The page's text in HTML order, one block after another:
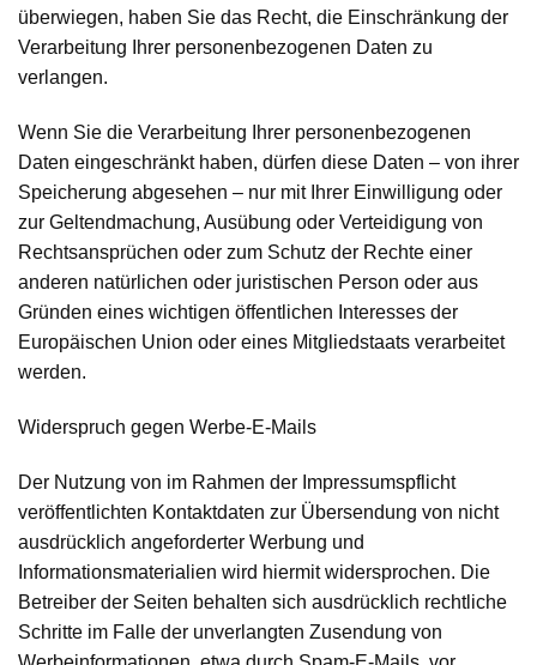
überwiegen, haben Sie das Recht, die Einschränkung der
Verarbeitung Ihrer personenbezogenen Daten zu
verlangen.
Wenn Sie die Verarbeitung Ihrer personenbezogenen
Daten eingeschränkt haben, dürfen diese Daten – von ihrer
Speicherung abgesehen – nur mit Ihrer Einwilligung oder
zur Geltendmachung, Ausübung oder Verteidigung von
Rechtsansprüchen oder zum Schutz der Rechte einer
anderen natürlichen oder juristischen Person oder aus
Gründen eines wichtigen öffentlichen Interesses der
Europäischen Union oder eines Mitgliedstaats verarbeitet
werden.
Widerspruch gegen Werbe-E-Mails
Der Nutzung von im Rahmen der Impressumspflicht
veröffentlichten Kontaktdaten zur Übersendung von nicht
ausdrücklich angeforderter Werbung und
Informationsmaterialien wird hiermit widersprochen. Die
Betreiber der Seiten behalten sich ausdrücklich rechtliche
Schritte im Falle der unverlangten Zusendung von